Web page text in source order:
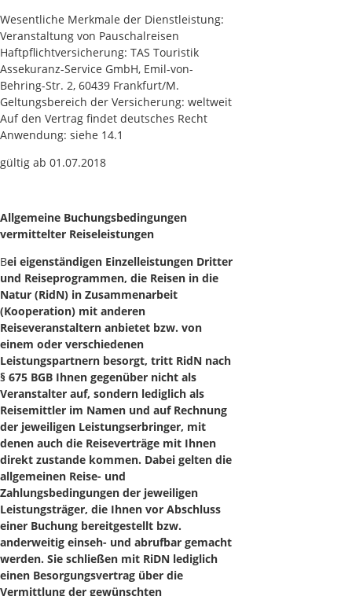
Wesentliche Merkmale der Dienstleistung:
Veranstaltung von Pauschalreisen
Haftpflichtversicherung: TAS Touristik
Assekuranz-Service GmbH, Emil-von-
Behring-Str. 2, 60439 Frankfurt/M.
Geltungsbereich der Versicherung: weltweit
Auf den Vertrag findet deutsches Recht
Anwendung: siehe 14.1
gültig ab 01.07.2018
Allgemeine Buchungsbedingungen
vermittelter Reiseleistungen
Bei eigenständigen Einzelleistungen Dritter
und Reiseprogrammen, die Reisen in die
Natur (RidN) in Zusammenarbeit
(Kooperation) mit anderen
Reiseveranstaltern anbietet bzw. von
einem oder verschiedenen
Leistungspartnern besorgt, tritt RidN nach
§ 675 BGB Ihnen gegenüber nicht als
Veranstalter auf, sondern lediglich als
Reisemittler im Namen und auf Rechnung
der jeweiligen Leistungserbringer, mit
denen auch die Reiseverträge mit Ihnen
direkt zustande kommen. Dabei gelten die
allgemeinen Reise- und
Zahlungsbedingungen der jeweiligen
Leistungsträger, die Ihnen vor Abschluss
einer Buchung bereitgestellt bzw.
anderweitig einseh- und abrufbar gemacht
werden. Sie schließen mit RiDN lediglich
einen Besorgungsvertrag über die
Vermittlung der gewünschten